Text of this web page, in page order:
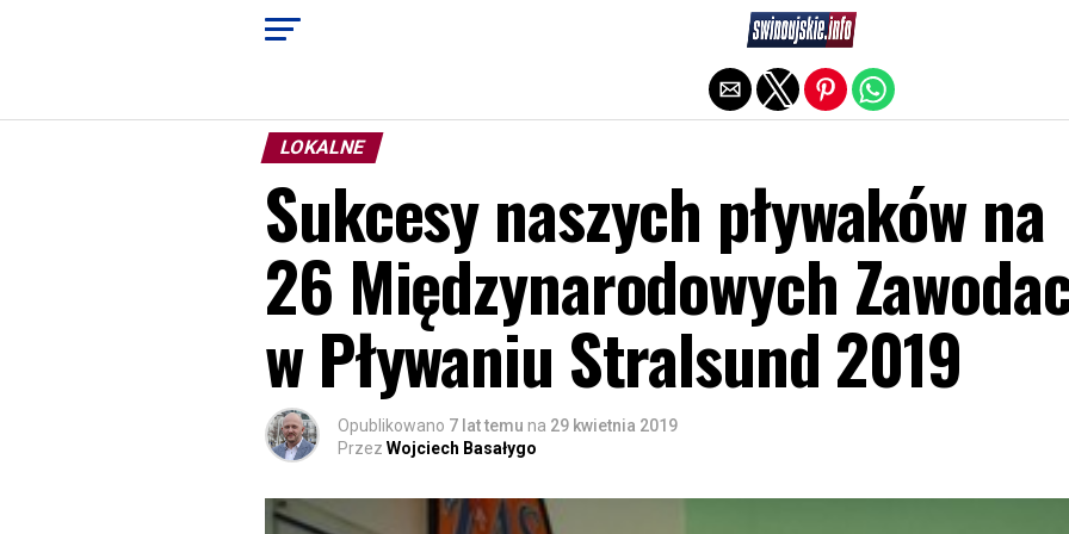
LOKALNE
Sukcesy naszych pływaków na
26 Międzynarodowych
w Pływaniu Stralsund 2019
Opublikowano 7 lat temu na 29 kwietnia 2019
Przez Wojciech Basałygo
Exit mobile version